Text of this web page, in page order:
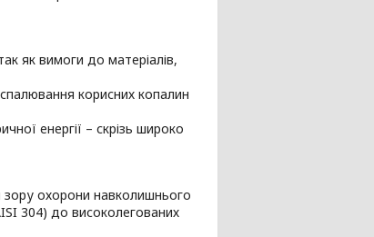
як вимоги до матеріалів,
корисних копалин
енергії – скрізь широко
зору охорони навколишнього
304) до високолегованих